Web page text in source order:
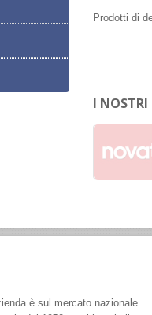
Prodotti di
I NOSTRI
è sul mercato nazionale